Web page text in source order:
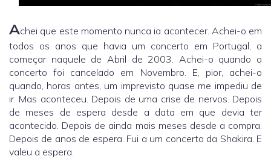
Achei que este momento nunca ia acontecer. Achei-o em
todos os anos que havia um concerto em Portugal, a
começar naquele de Abril de 2003. Achei-o quando o
concerto foi cancelado em Novembro. E, pior, achei-o
quando, horas antes, um imprevisto quase me impediu de
ir. Mas aconteceu. Depois de uma crise de nervos. Depois
de meses de espera desde a data em que devia ter
acontecido. Depois de ainda mais meses desde a compra.
Depois de anos de espera. Fui a um concerto da Shakira. E
valeu a espera.